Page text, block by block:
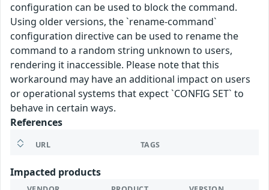
configuration can be used to block the command.
Using older versions, the `rename-command`
configuration directive can be used to rename the
command to a random string unknown to users,
rendering it inaccessible. Please note that this
workaround may have an additional impact on users
or operational systems that expect `CONFIG SET` to
behave in certain ways.
References
URL TAGS
Impacted products